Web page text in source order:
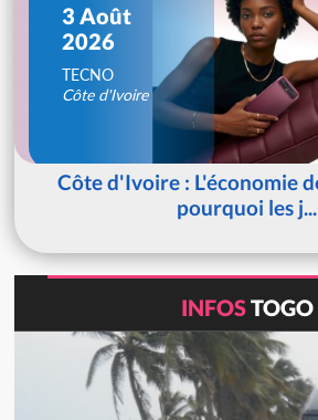
3 Août
2026
TECNO
Côte d'Ivoire
Côte d'Ivoire : L'économie
pourquoi les j...
INFOSTOGO